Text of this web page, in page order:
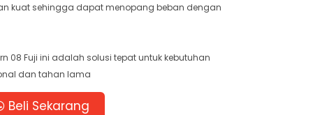
kuat sehingga dapat menopang beban dengan
08 Fuji ini adalah solusi tepat untuk kebutuhan
dan tahan lama
Beli Sekarang